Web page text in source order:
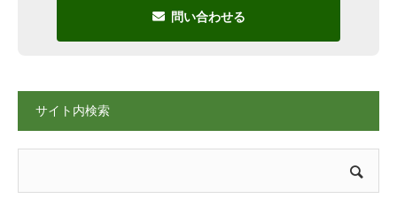
問い合わせる
サイト内検索